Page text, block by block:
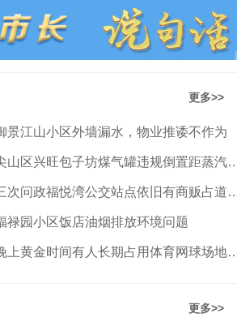
更多>>
景江山小区外墙漏水，物业推诿不作为
山区兴旺包子坊煤气罐违规倒置距蒸汽炉不足0.5米
次问政福悦湾公交站点依旧有商贩占道经营
禄园小区饭店油烟排放环境问题
上黄金时间有人长期占用体育网球场地教学
更多>>